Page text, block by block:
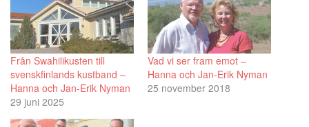
Från Swahilikusten till
svenskfinlands kustband –
Hanna och Jan-Erik Nyman
29 juni 2025
Vad vi ser fram emot –
Hanna och Jan-Erik Nyman
25 november 2018